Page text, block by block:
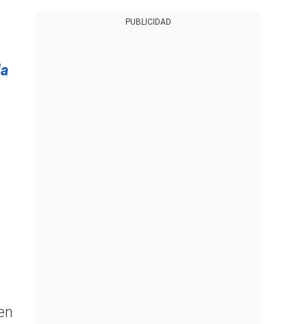
PUBLICIDAD